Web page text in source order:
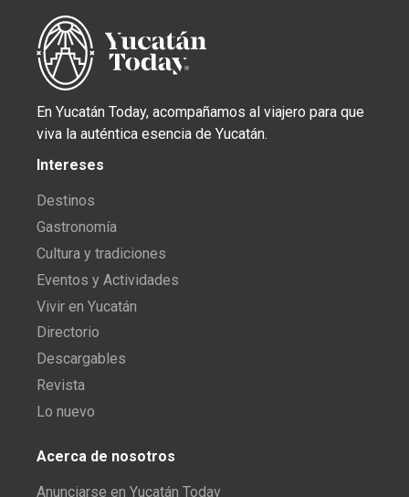
En Yucatán Today, acompañamos al viajero para que
viva la auténtica esencia de Yucatán.
Intereses
Destinos
Gastronomía
Cultura y tradiciones
Eventos y Actividades
Vivir en Yucatán
Directorio
Descargables
Revista
Lo nuevo
Acerca de nosotros
Anunciarse en Yucatán Today